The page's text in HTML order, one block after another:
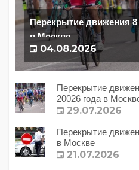
Перекрытие движения 8
в Москве
04.08.2026
Перекрытие
20026 года в
29.07.2026
Перекрытие
в Москве
21.07.2026